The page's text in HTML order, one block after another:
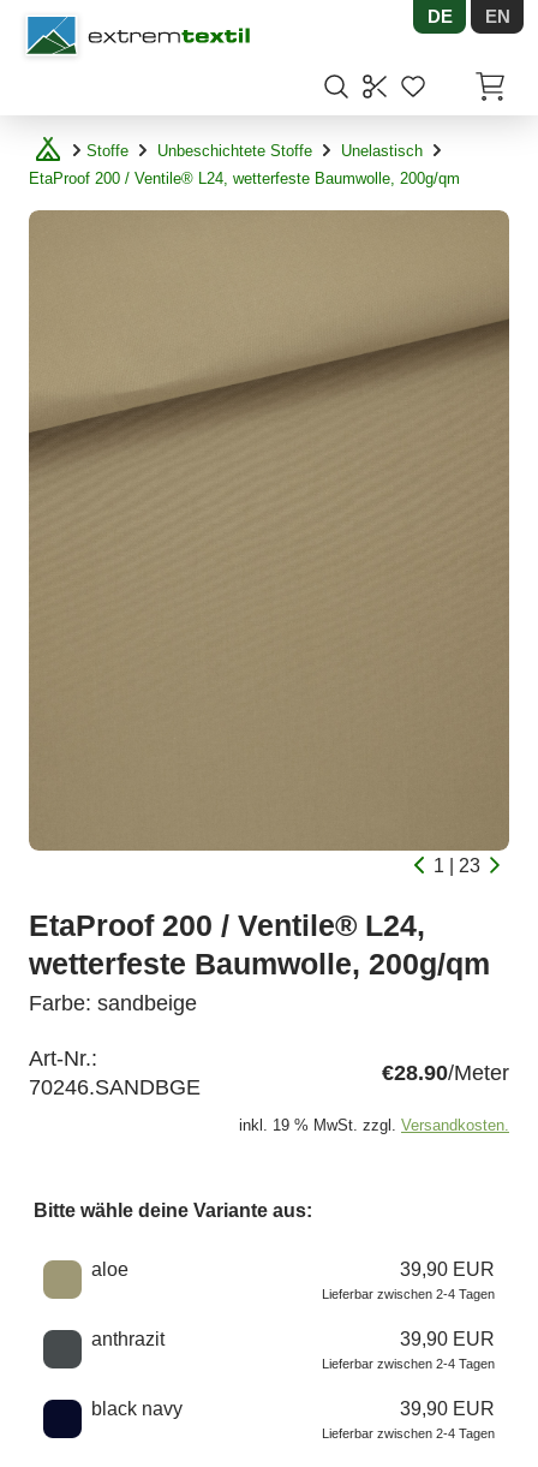
Shopware DE EN
Stoffe Unbeschichtete Stoffe
Unelastisch
EtaProof 200 / Ventile® L24, wetterfeste Baumwolle, 200g/qm
1 | 23
EtaProof 200 / Ventile® L24,
wetterfeste Baumwolle, 200g/qm
Farbe: sandbeige
Art-Nr.:
70246.SANDBGE
€28.90/Meter
inkl. 19 % MwSt. zzgl. Versandkosten.
Bitte wähle deine Variante aus:
Wähle eine Farbe
aloe 39,90 EUR
Lieferbar zwischen 2-4 Tagen
anthrazit 39,90 EUR
Lieferbar zwischen 2-4 Tagen
black navy 39,90 EUR
Lieferbar zwischen 2-4 Tagen